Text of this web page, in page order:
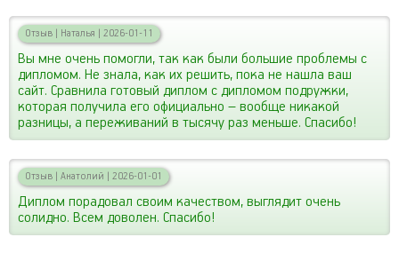
Отзыв | Наталья | 2026-01-11
Вы мне очень помогли, так как были большие проблемы с
дипломом. Не знала, как их решить, пока не нашла ваш
сайт. Сравнила готовый диплом с дипломом подружки,
которая получила его официально – вообще никакой
разницы, а переживаний в тысячу раз меньше. Спасибо!
Отзыв | Анатолий | 2026-01-01
Диплом порадовал своим качеством, выглядит очень
солидно. Всем доволен. Спасибо!